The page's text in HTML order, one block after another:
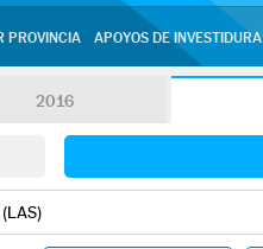
PROVINCIA APOYOS DE INVESTIDURA
2016